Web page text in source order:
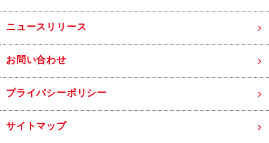
ニュースリリース
お問い合わせ
プライバシーポリシー
サイトマップ